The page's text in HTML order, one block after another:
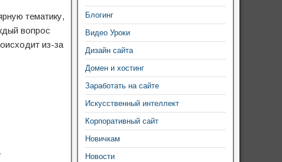
тематику,
вопрос
из-за
Блогинг
Видео Уроки
Дизайн сайта
Домен и хостинг
Заработать на сайте
Искусственный интеллект
Корпоративный сайт
Новичкам
Новости